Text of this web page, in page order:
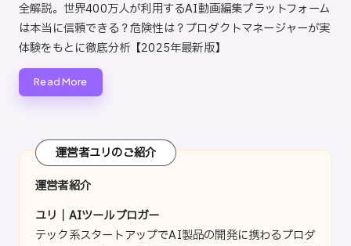
全解説。世界400万人が利用するAI動画編集プラットフォーム
は本当に信頼できる？危険性は？プロダクトマネージャーが実
体験をもとに徹底分析【2025年最新版】
Read More
運営者ユリのご紹介
運営者紹介
ユリ｜AIツールブロガー
テック系スタートアップでAI製品の開発に携わるプロダ